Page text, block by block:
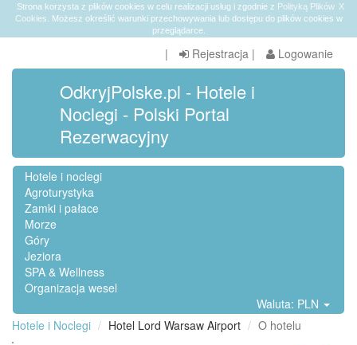
X
Strona korzysta z plików cookies w celu realizacji usług i zgodnie z Polityką Plików
Cookies . Możesz określić warunki przechowywania lub dostępu do plików cookies w
przeglądarce.
| Rejestracja | Logowanie
OdkryjPolske.pl - Hotele i
Noclegi - Polski Portal
Rezerwacyjny
Hotele i noclegi
Agroturystyka
Zamki i pałace
Morze
Góry
Jeziora
SPA & Wellness
Organizacja wesel
Waluta: PLN
Hotele i Noclegi
Hotel Lord Warsaw Airport O hotelu